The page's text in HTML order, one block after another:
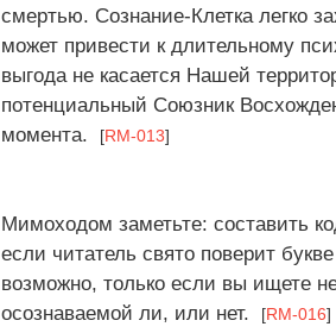
смертью. Сознание-Клетка легко
может привести к длительному
выгода не касается Нашей
потенциальный Союзник
момента.
[RM-013]
Мимоходом заметьте: составить
если читатель свято поверит
возможно, только если вы ищете
осознаваемой ли, или нет.
[RM-016]